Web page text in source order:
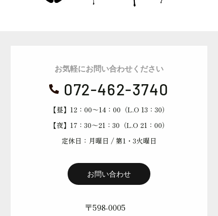
お気軽にお問い合わせください
 072-462-3740
【昼】12：00～14：00（L.O 13：30）
【夜】17：30～21：30（L.O 21：00）
定休日：月曜日 / 第1・3火曜日
お問い合わせ
〒598-0005